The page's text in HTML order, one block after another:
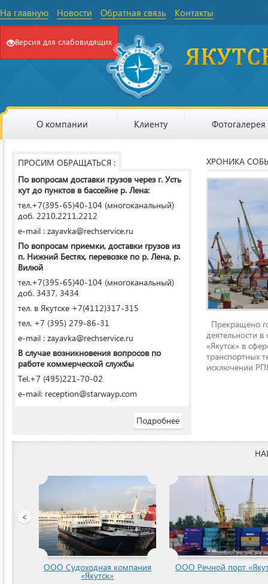
На главную Новости Обратная связь Контакты
Версия для слабовидящих
О компании Клиенту Фотогалерея
ПРОСИМ ОБРАЩАТЬСЯ :
По вопросам доставки грузов через г. Усть
кут до пунктов в бассейне р. Лена:
тел.+7(395-65)40-104 (многоканальный)
доб. 2210,2211,2212
e-mail : zayavka@rechservice.ru
По вопросам приемки, доставки грузов из
п. Нижний Бестях, перевозке по р. Лена, р.
Вилюй
тел.+7(395-65)40-104 (многоканальный)
доб. 3437, 3434
тел. в Якутске +7(4112)317-315
тел. +7 (395) 279-86-31
e-mail : zayavka@rechservice.ru
В случае возникновения вопросов по
работе коммерческой службы
Tel.+7 (495)221-70-02
e-mail: reception@starwayp.com
Подробнее
ХРОНИКА
Прекращено
деятельности
«Якутск» в
транспортных
исключении
<
ООО Речной порт «Якутск»
ООО «Якутский речной